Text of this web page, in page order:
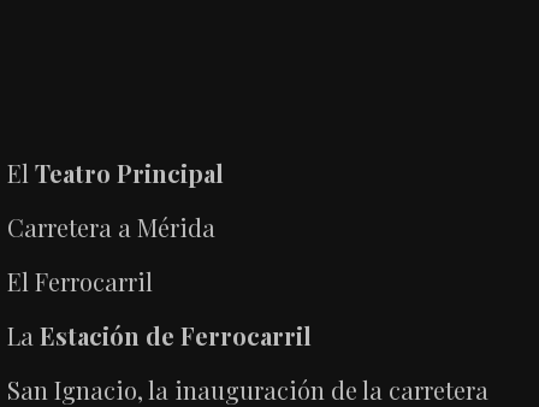
ElTeatro Principal
Carretera a Mérida
El Ferrocarril
LaEstación de Ferrocarril
San Ignacio, la inauguración de la carretera